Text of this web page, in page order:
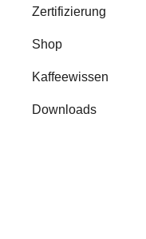
Zertifizierung
Shop
Kaffeewissen
Downloads